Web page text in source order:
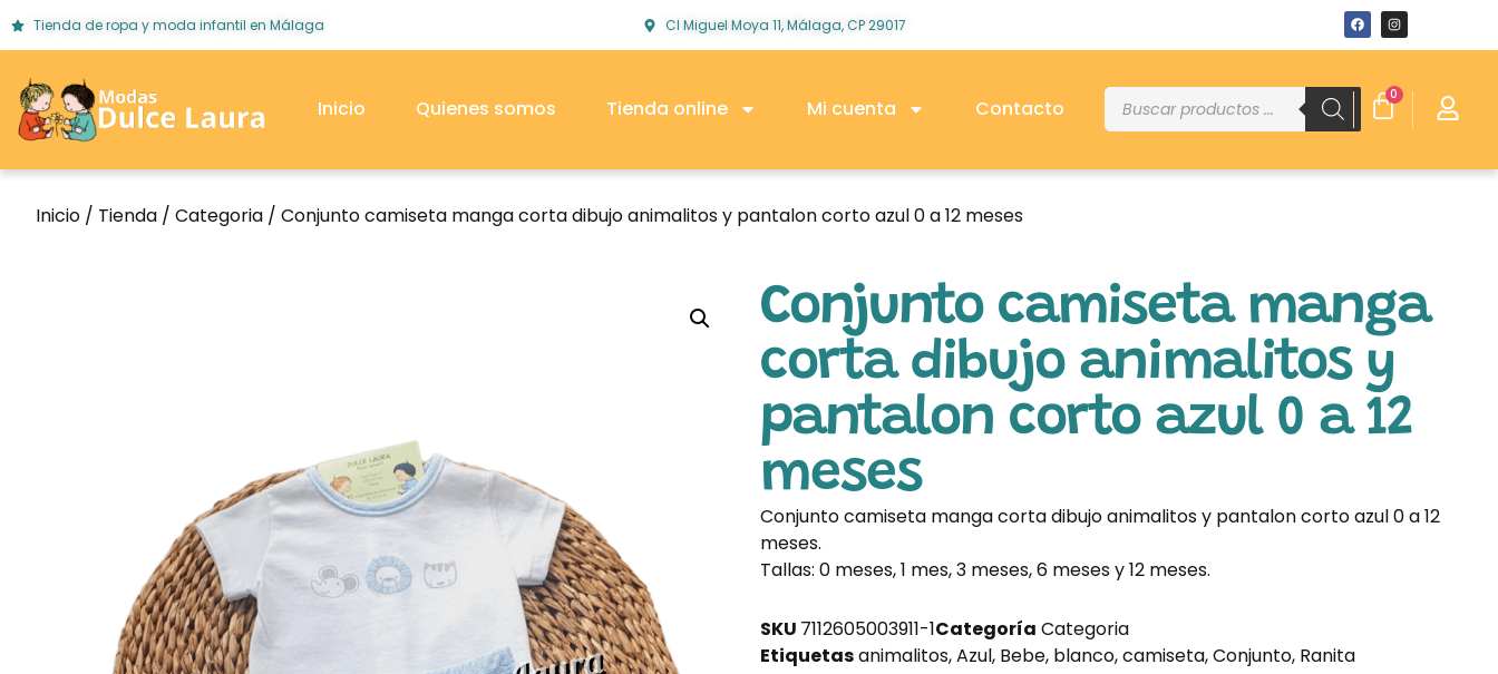
Tienda de ropa y moda infantil en Málaga Cl Miguel Moya 11, Málaga, CP 29017
Inicio Quienes somos Tienda online Mi cuenta Contacto
0
Inicio / Tienda / Categoria / Conjunto camiseta manga corta dibujo animalitos y pantalon corto azul 0 a 12 meses
Conjunto camiseta manga
corta dibujo animalitos y
pantalon corto azul 0 a 12
meses
Conjunto camiseta manga corta dibujo animalitos y pantalon corto azul 0 a 12
meses.
Tallas: 0 meses, 1 mes, 3 meses, 6 meses y 12 meses.
SKU 7112605003911-1Categoría Categoria
Etiquetasanimalitos,Azul, Bebe, blanco,camiseta,Conjunto, Ranita